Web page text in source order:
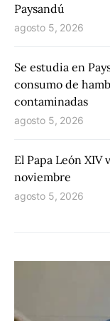
Paysandú
agosto 5, 2026
Se estudia en
consumo de
contaminadas
agosto 5, 2026
El Papa León XIV
noviembre
agosto 5, 2026